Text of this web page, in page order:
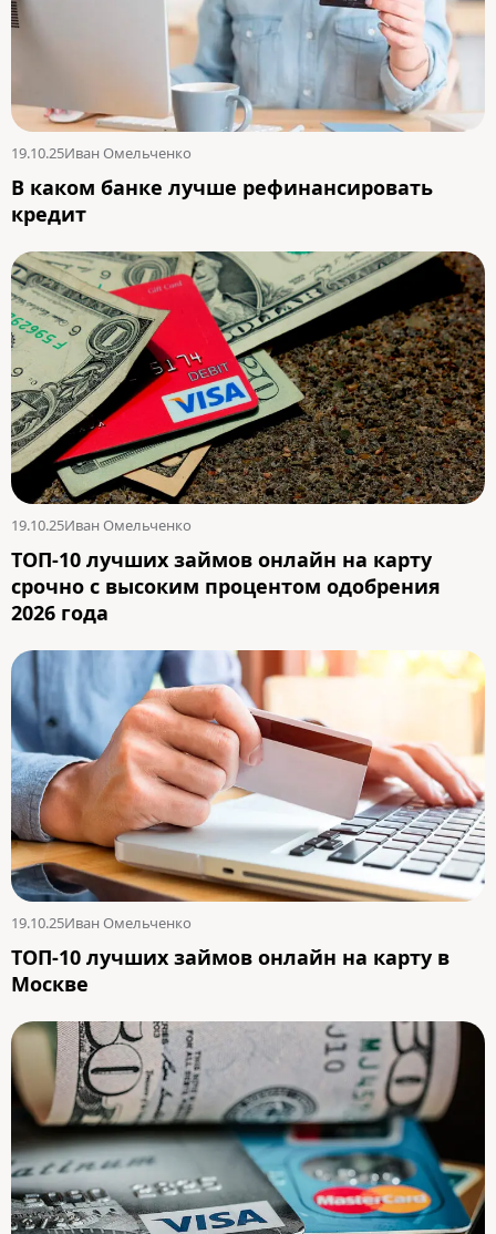
19.10.25Иван Омельченко
В каком банке лучше рефинансировать
кредит
19.10.25Иван Омельченко
ТОП-10 лучших займов онлайн на карту
срочно с высоким процентом одобрения
2026 года
19.10.25Иван Омельченко
ТОП-10 лучших займов онлайн на карту в
Москве